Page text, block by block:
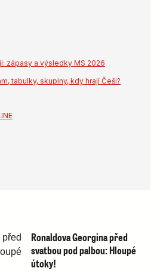
zápasy a výsledky MS 2026
tabulky, skupiny, kdy hrají Češi?
Ronaldova Georgina před
svatbou pod palbou: Hloupé
útoky!